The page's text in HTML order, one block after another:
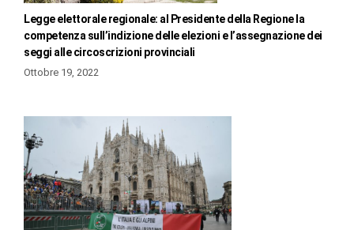
Legge elettorale regionale: al Presidente della Regione la
competenza sull’indizione delle elezioni e l’assegnazione dei
seggi alle circoscrizioni provinciali
Ottobre 19, 2022